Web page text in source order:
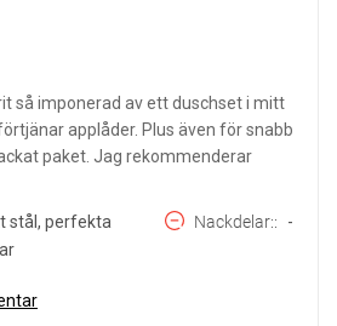
så imponerad av ett duschset i mitt
applåder. Plus även för snabb
paket. Jag rekommenderar
stål, perfekta
Nackdelar: -